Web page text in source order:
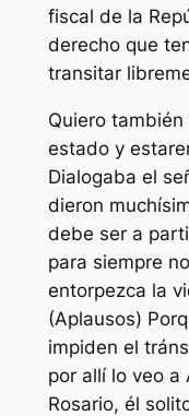
fiscal de la
derecho que
transitar
Quiero
estado y
Dialogaba el
dieron
debe ser a
para siempre
entorpezca la
(Aplausos)
impiden el
por allí lo veo a
Rosario, él